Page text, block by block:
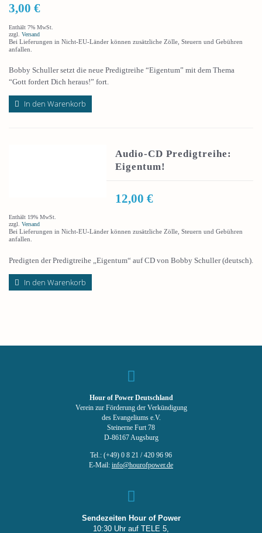
3,00 €
Enthält 7% MwSt.
zzgl. Versand
Bei Lieferungen in Nicht-EU-Länder können zusätzliche Zölle, Steuern und Gebühren
anfallen.
Bobby Schuller setzt die neue Predigtreihe “Eigentum” mit dem Thema
“Gott fordert Dich heraus!” fort.
In den Warenkorb
Audio-CD Predigtreihe:
Eigentum!
12,00€
Enthält 19% MwSt.
zzgl. Versand
Bei Lieferungen in Nicht-EU-Länder können zusätzliche Zölle, Steuern und Gebühren
anfallen.
Predigten der Predigtreihe „Eigentum“ auf CD von Bobby Schuller (deutsch).
In den Warenkorb
Hour of Power Deutschland
Verein zur Förderung der Verkündigung
des Evangeliums e.V.
Steinerne Furt 78
D-86167 Augsburg
Tel.: (+49) 0 8 21 / 420 96 96
E-Mail: info@hourofpower.de
Sendezeiten Hour of Power
10:30 Uhr auf TELE 5,